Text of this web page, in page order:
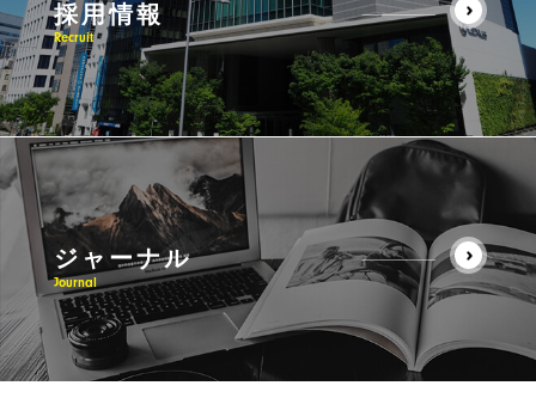
採用情報
Recruit
ジャーナル
Journal